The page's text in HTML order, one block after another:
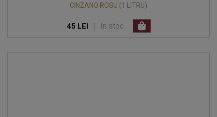
CINZANO ROSU (1 LITRU)
45 LEI | In stoc